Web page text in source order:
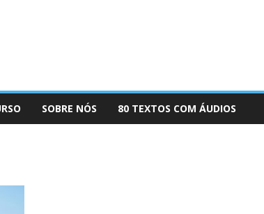
SOBRE NÓS 80 TEXTOS COM ÁUDIOS